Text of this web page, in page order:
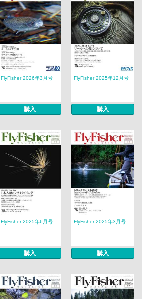
FlyFisher 2026年3月号
購入
FlyFisher 2025年12月号
購入
FlyFisher 2025年6月号
購入
FlyFisher 2025年3月号
購入